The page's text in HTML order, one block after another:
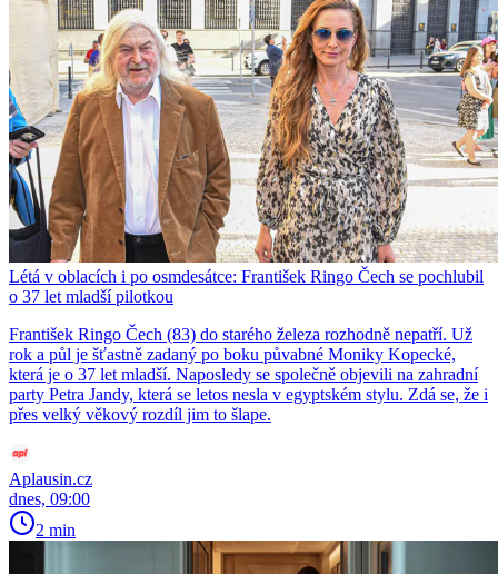
Létá v oblacích i po osmdesátce: František Ringo Čech se pochlubil
o 37 let mladší pilotkou
František Ringo Čech (83) do starého železa rozhodně nepatří. Už
rok a půl je šťastně zadaný po boku půvabné Moniky Kopecké,
která je o 37 let mladší. Naposledy se společně objevili na zahradní
party Petra Jandy, která se letos nesla v egyptském stylu. Zdá se, že i
přes velký věkový rozdíl jim to šlape.
Aplausin.cz
dnes, 09:00
2 min